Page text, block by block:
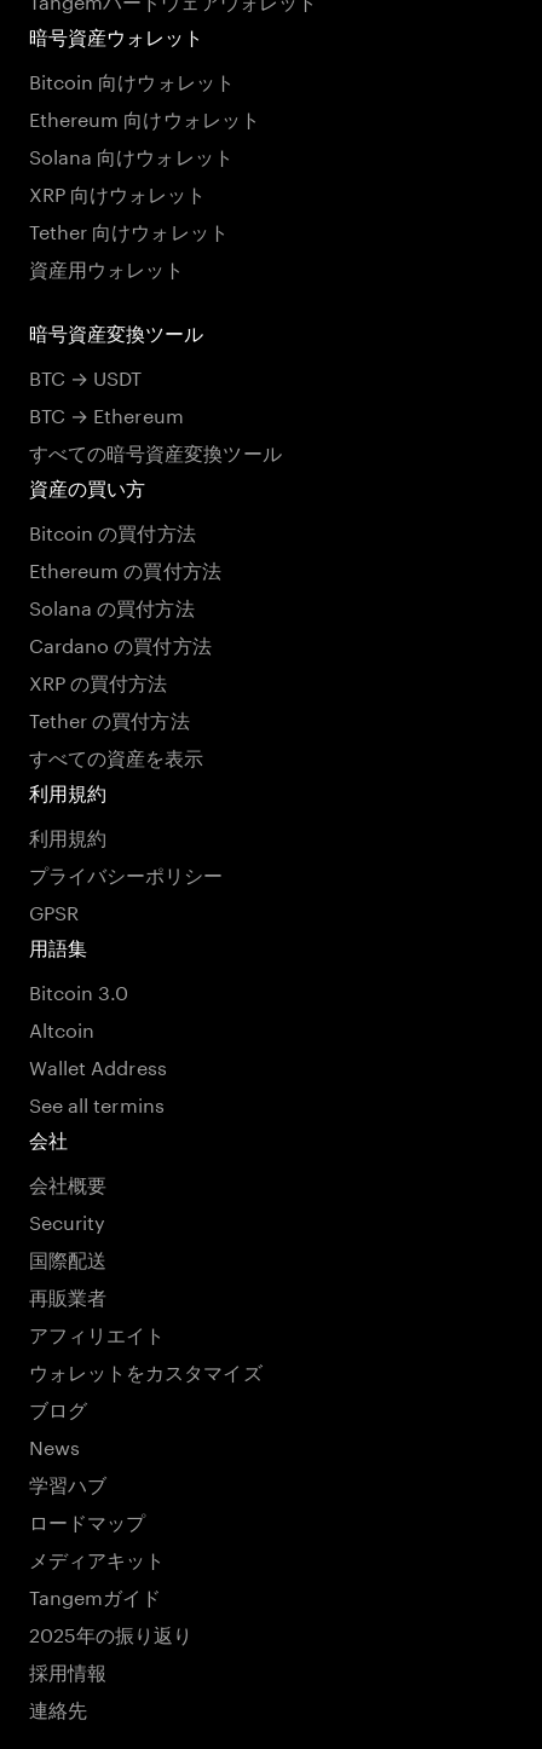
暗号資産ウォレット
Bitcoin 向けウォレット
Ethereum 向けウォレット
Solana 向けウォレット
XRP 向けウォレット
Tether 向けウォレット
資産用ウォレット
暗号資産変換ツール
BTC → USDT
BTC → Ethereum
すべての暗号資産変換ツール
資産の買い方
Bitcoin の買付方法
Ethereum の買付方法
Solana の買付方法
Cardano の買付方法
XRP の買付方法
Tether の買付方法
すべての資産を表示
利用規約
利用規約
プライバシーポリシー
GPSR
用語集
Bitcoin 3.0
Altcoin
Wallet Address
See all termins
会社
会社概要
Security
国際配送
再販業者
アフィリエイト
ウォレットをカスタマイズ
ブログ
News
学習ハブ
ロードマップ
メディアキット
Tangemガイド
2025年の振り返り
採用情報
連絡先